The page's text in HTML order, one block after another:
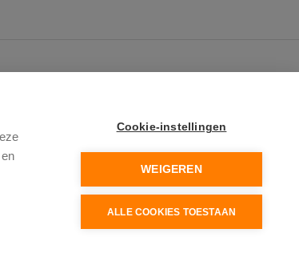
Cookie-instellingen
WEIGEREN
ALLE COOKIES TOESTAAN